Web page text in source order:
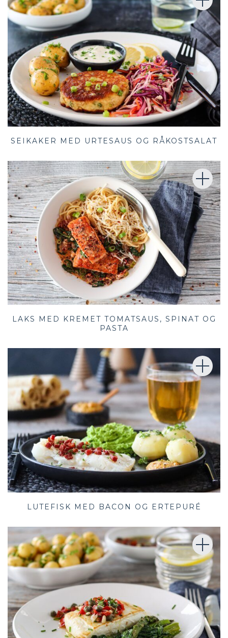
SEIKAKER MED URTESAUS OG RÅKOSTSALAT
LAKS MED KREMET TOMATSAUS, SPINAT OG
PASTA
LUTEFISK MED BACON OG ERTEPURÉ